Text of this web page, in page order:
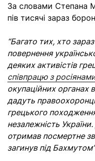
За словами Степана
пів тисячі зараз
“Багато тих, хто
повернення
деяких активістів
співпрацю з
окупаційних органах
дадуть
грецького
незалежність України.
отримав посмертне
загинув під Бахмутом”